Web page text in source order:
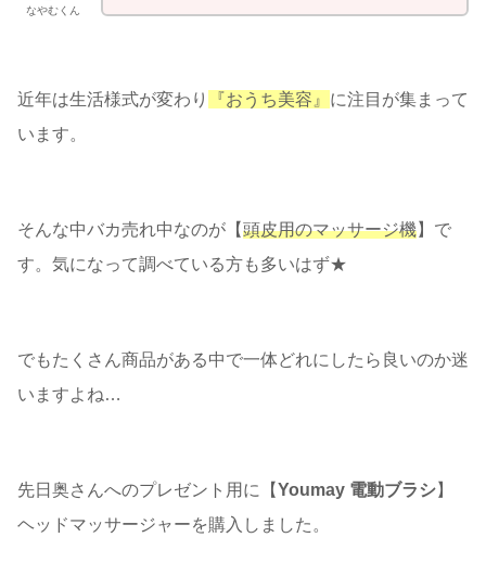
なやむくん
近年は生活様式が変わり 『おうち美容』 に注目が集まって
います。
そんな中バカ売れ中なのが【頭皮用のマッサージ機】で
す。気になって調べている方も多いはず★
でもたくさん商品がある中で一体どれにしたら良いのか迷
いますよね…
先日奥さんへのプレゼント用に【Youmay 電動ブラシ】
ヘッドマッサージャーを購入しました。